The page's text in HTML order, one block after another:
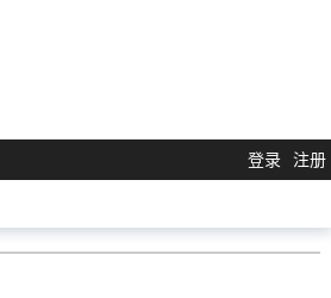
登录 注册